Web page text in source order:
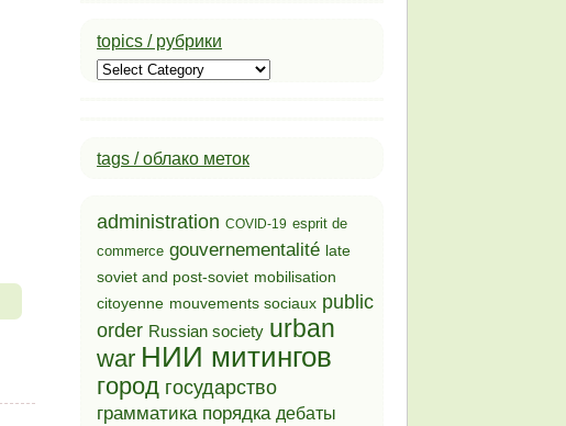
topics / рубрики
topics
/
tags / облако меток
administration COVID-19 esprit de
commerce gouvernementalité late
soviet and post-soviet mobilisation
citoyenne mouvements sociaux public
order Russian society urban
war НИИ митингов
город государство
грамматика порядка дебаты